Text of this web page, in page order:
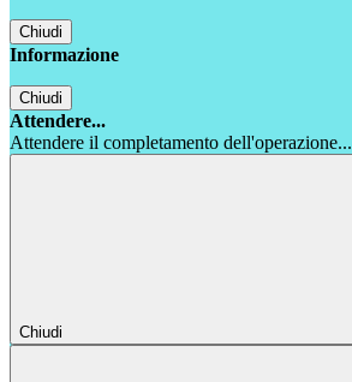
Chiudi
Informazione
Chiudi
Attendere...
Attendere il completamento dell'operazione...
Chiudi